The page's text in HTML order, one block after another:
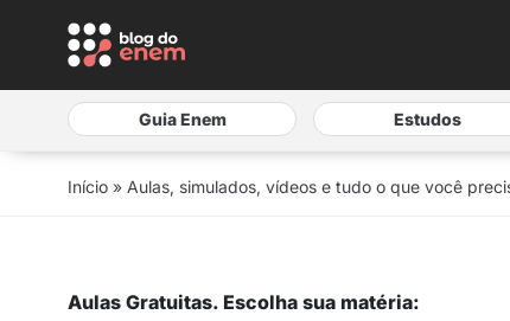
Guia Enem Estudos
Início » Aulas, simulados, vídeos e tudo o que você
Aulas Gratuitas. Escolha sua matéria: